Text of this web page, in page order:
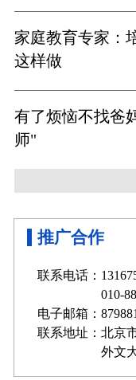
家庭教育专家：
这样做
有了烦恼不找爸
师"
推广合作
联系电话：
010-8882
电子邮箱：
联系地址：北京
外文大厦